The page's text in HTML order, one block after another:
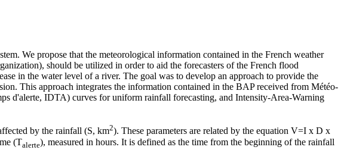
We propose that the meteorological information contained in the French weather
should be utilized in order to aid the forecasters of the French flood
in the water level of a river. The goal was to develop an approach to provide the
This approach integrates the information contained in the BAP received from Météo-
d'alerte, IDTA) curves for uniform rainfall forecasting, and Intensity-Area-Warning
by the rainfall (S, km2). These parameters are related by the equation V=I x D x
(Talerte), measured in hours. It is defined as the time from the beginning of the rainfall